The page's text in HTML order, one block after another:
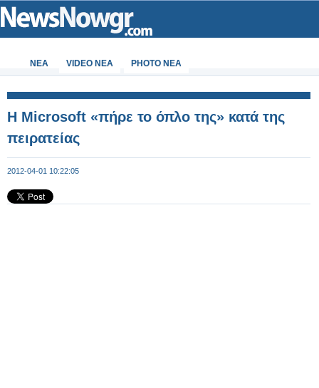
ΝΕΑ VIDEO NEA PHOTO NEA
H Microsoft «πήρε το όπλο της» κατά της
πειρατείας
2012-04-01 10:22:05